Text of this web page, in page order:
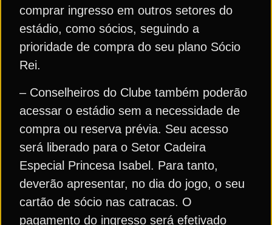
comprar ingresso em outros setores do
estádio, como sócios, seguindo a
prioridade de compra do seu plano Sócio
Rei.
– Conselheiros do Clube também poderão
acessar o estádio sem a necessidade de
compra ou reserva prévia. Seu acesso
será liberado para o Setor Cadeira
Especial Princesa Isabel. Para tanto,
deverão apresentar, no dia do jogo, o seu
cartão de sócio nas catracas. O
pagamento do ingresso será efetivado